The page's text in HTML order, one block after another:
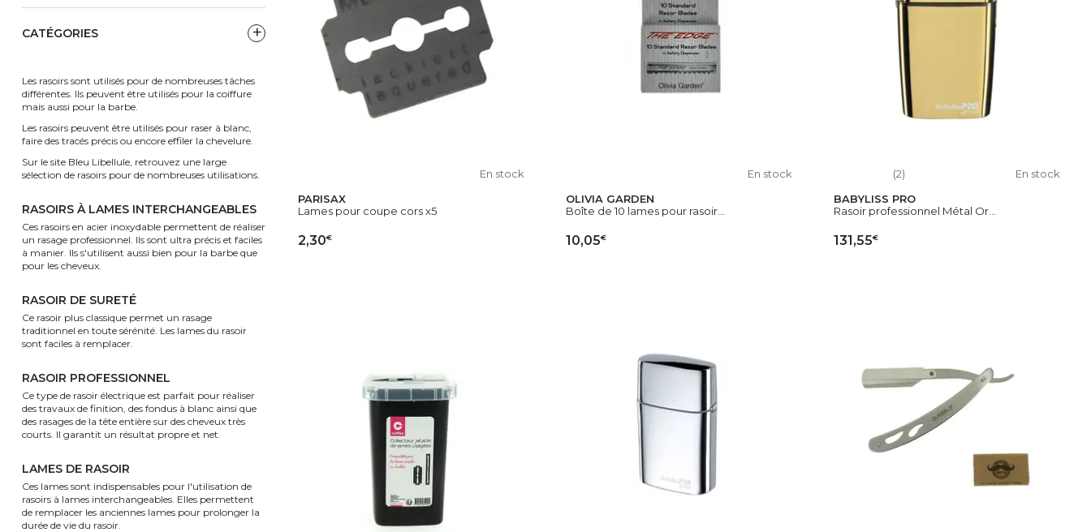
En stock
PARISAX
Lames pour coupe cors x5
2,30€
En stock
OLIVIA GARDEN
Boîte de 10 lames pour rasoir...
10,05€
(2)
En stock
BABYLISS PRO
Rasoir professionnel Métal Or...
131,55€
CATÉGORIES
Les rasoirs sont utilisés pour de nombreuses tâches
différentes. Ils peuvent être utilisés pour la coiffure
mais aussi pour la barbe.
Les rasoirs peuvent être utilisés pour raser à blanc,
faire des tracés précis ou encore effiler la chevelure.
Sur le site Bleu Libellule, retrouvez une large
sélection de rasoirs pour de nombreuses utilisations.
RASOIRS À LAMES INTERCHANGEABLES
Ces rasoirs en acier inoxydable permettent de réaliser
un rasage professionnel. Ils sont ultra précis et faciles
à manier. Ils s'utilisent aussi bien pour la barbe que
pour les cheveux.
RASOIR DE SURETÉ
Ce rasoir plus classique permet un rasage
traditionnel en toute sérénité. Les lames du rasoir
sont faciles à remplacer.
RASOIR PROFESSIONNEL
Ce type de rasoir électrique est parfait pour réaliser
des travaux de finition, des fondus à blanc ainsi que
des rasages de la tête entière sur des cheveux très
courts. Il garantit un résultat propre et net.
LAMES DE RASOIR
Ces lames sont indispensables pour l'utilisation de
rasoirs à lames interchangeables. Elles permettent
de remplacer les anciennes lames pour prolonger la
durée de vie du rasoir.